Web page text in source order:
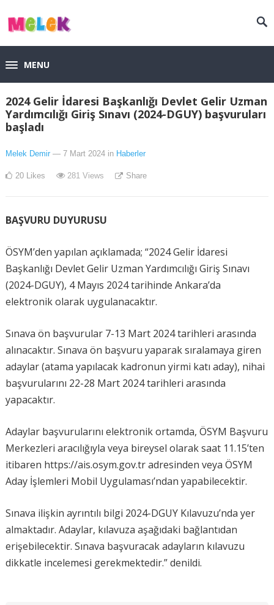
MENU
2024 Gelir İdaresi Başkanlığı Devlet Gelir Uzman
Yardımcılığı Giriş Sınavı (2024-DGUY) başvuruları
başladı
Melek Demir — 7 Mart 2024 in Haberler
20 Likes 281Views Share
BAŞVURU DUYURUSU
ÖSYM’den yapılan açıklamada; “2024 Gelir İdaresi
Başkanlığı Devlet Gelir Uzman Yardımcılığı Giriş Sınavı
(2024-DGUY), 4 Mayıs 2024 tarihinde Ankara’da
elektronik olarak uygulanacaktır.
Sınava ön başvurular 7-13 Mart 2024 tarihleri arasında
alınacaktır. Sınava ön başvuru yaparak sıralamaya giren
adaylar (atama yapılacak kadronun yirmi katı aday), nihai
başvurularını 22-28 Mart 2024 tarihleri arasında
yapacaktır.
Adaylar başvurularını elektronik ortamda, ÖSYM Başvuru
Merkezleri aracılığıyla veya bireysel olarak saat 11.15’ten
itibaren https://ais.osym.gov.tr adresinden veya ÖSYM
Aday İşlemleri Mobil Uygulaması’ndan yapabilecektir.
Sınava ilişkin ayrıntılı bilgi 2024-DGUY Kılavuzu’nda yer
almaktadır. Adaylar, kılavuza aşağıdaki bağlantıdan
erişebilecektir. Sınava başvuracak adayların kılavuzu
dikkatle incelemesi gerekmektedir.” denildi.